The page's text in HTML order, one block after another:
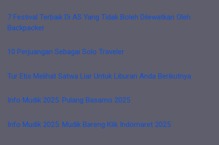
7 Festival Terbaik Di AS Yang Tidak Boleh Dilewatkan Oleh
Backpacker
10 Perjuangan Sebagai Solo Traveler
Tur Etis Melihat Satwa Liar Untuk Liburan Anda Berikutnya
Info Mudik 2025: Pulang Basamo 2025
Info Mudik 2025: Mudik Bareng Klik Indomaret 2025